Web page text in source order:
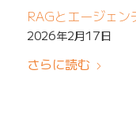
RAGとエージェン
2026年2月17日
さらに読む